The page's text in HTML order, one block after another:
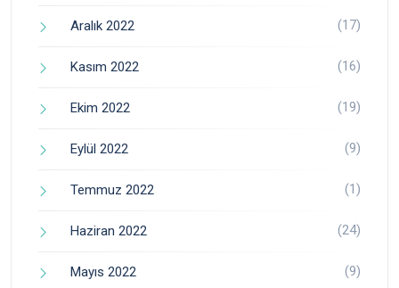
Aralık 2022 (17)
Kasım 2022 (16)
Ekim 2022 (19)
Eylül 2022 (9)
Temmuz 2022 (1)
Haziran 2022 (24)
Mayıs 2022 (9)